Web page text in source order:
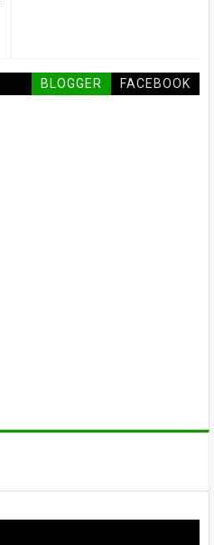
BLOGGER FACEBOOK